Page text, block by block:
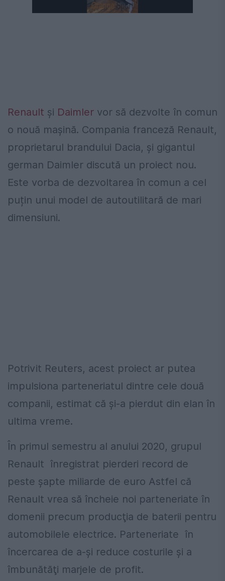
Renault și Daimler vor să dezvolte în comun
o nouă mașină. Compania franceză Renault,
proprietarul brandului Dacia, și gigantul
german Daimler discută un proiect nou.
Este vorba de dezvoltarea în comun a cel
puțin unui model de autoutilitară de mari
dimensiuni.
Potrivit Reuters, acest proiect ar putea
impulsiona parteneriatul dintre cele două
companii, estimat că și-a pierdut din elan în
ultima vreme.
În primul semestru al anului 2020, grupul
Renault înregistrat pierderi record de
peste şapte miliarde de euro Astfel că
Renault vrea să încheie noi parteneriate în
domenii precum producţia de baterii pentru
automobilele electrice. Parteneriate în
încercarea de a-şi reduce costurile şi a
îmbunătăţi marjele de profit.